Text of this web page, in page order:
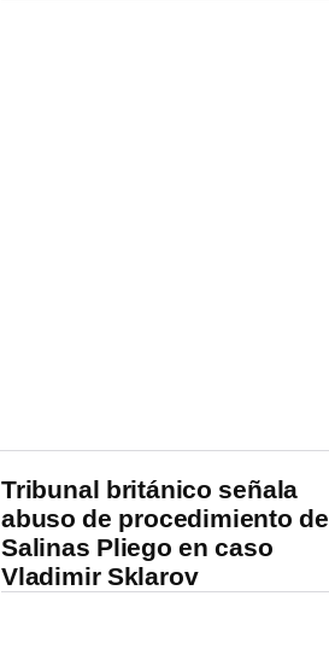
Tribunal británico señala
abuso de procedimiento de
Salinas Pliego en caso
Vladimir Sklarov